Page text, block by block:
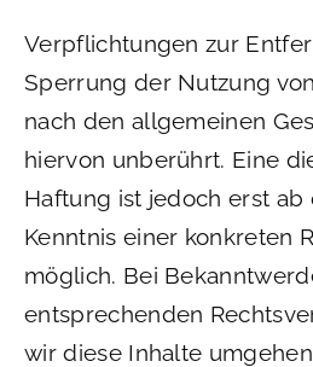
Verpflichtungen zur
Sperrung der Nutzung
nach den allgemeinen
hiervon unberührt. Eine
Haftung ist jedoch erst
Kenntnis einer konkreten
möglich. Bei
entsprechenden
wir diese Inhalte